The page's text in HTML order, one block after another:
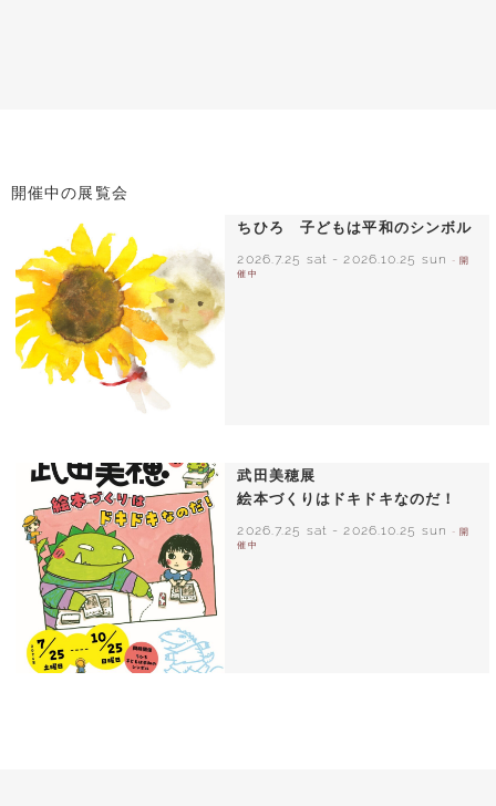
開催中の展覧会
ちひろ 子どもは平和のシンボル
2026.7.25 sat -2026.10.25 sun
- 開
催中
武田美穂展
絵本づくりはドキドキなのだ！
2026.7.25 sat -2026.10.25 sun
- 開
催中